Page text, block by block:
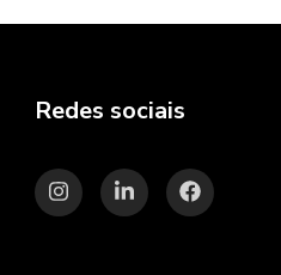
Redes sociais